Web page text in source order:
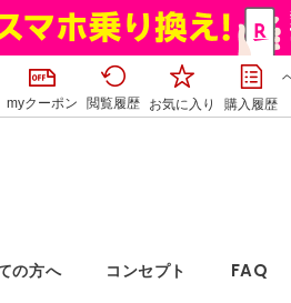
myクーポン 閲覧履歴 お気に入り 購入履歴